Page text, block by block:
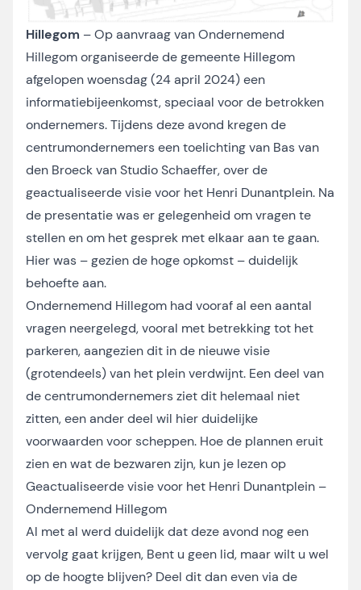
Hillegom – Op aanvraag van Ondernemend
Hillegom organiseerde de gemeente Hillegom
afgelopen woensdag (24 april 2024) een
informatiebijeenkomst, speciaal voor de betrokken
ondernemers. Tijdens deze avond kregen de
centrumondernemers een toelichting van Bas van
den Broeck van Studio Schaeffer, over de
geactualiseerde visie voor het Henri Dunantplein. Na
de presentatie was er gelegenheid om vragen te
stellen en om het gesprek met elkaar aan te gaan.
Hier was – gezien de hoge opkomst – duidelijk
behoefte aan.
Ondernemend Hillegom had vooraf al een aantal
vragen neergelegd, vooral met betrekking tot het
parkeren, aangezien dit in de nieuwe visie
(grotendeels) van het plein verdwijnt. Een deel van
de centrumondernemers ziet dit helemaal niet
zitten, een ander deel wil hier duidelijke
voorwaarden voor scheppen. Hoe de plannen eruit
zien en wat de bezwaren zijn, kun je lezen op
Geactualiseerde visie voor het Henri Dunantplein –
Ondernemend Hillegom
Al met al werd duidelijk dat deze avond nog een
vervolg gaat krijgen, Bent u geen lid, maar wilt u wel
op de hoogte blijven? Deel dit dan even via de